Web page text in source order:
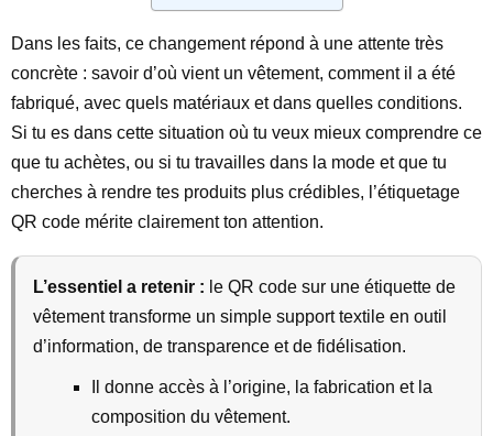
Dans les faits, ce changement répond à une attente très
concrète : savoir d’où vient un vêtement, comment il a été
fabriqué, avec quels matériaux et dans quelles conditions.
Si tu es dans cette situation où tu veux mieux comprendre ce
que tu achètes, ou si tu travailles dans la mode et que tu
cherches à rendre tes produits plus crédibles, l’étiquetage
QR code mérite clairement ton attention.
L’essentiel a retenir : le QR code sur une étiquette de
vêtement transforme un simple support textile en outil
d’information, de transparence et de fidélisation.
Il donne accès à l’origine, la fabrication et la
composition du vêtement.